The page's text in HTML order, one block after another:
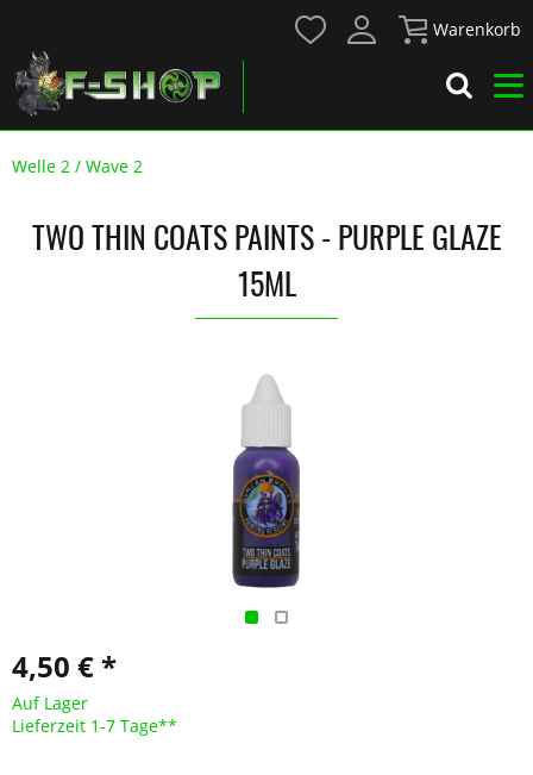
Warenkorb
Welle 2 / Wave 2
TWO THIN COATS PAINTS - PURPLE GLAZE
15ML
4,50 € *
Auf Lager
Lieferzeit 1-7 Tage**